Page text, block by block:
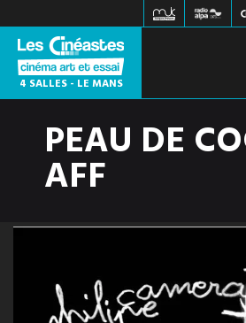
4 SALLES - LE MANS
FILMS À L'AFFICHE
JEUNE PUBLIC
INFOS PRATIQUES
PEAU DE
AFF